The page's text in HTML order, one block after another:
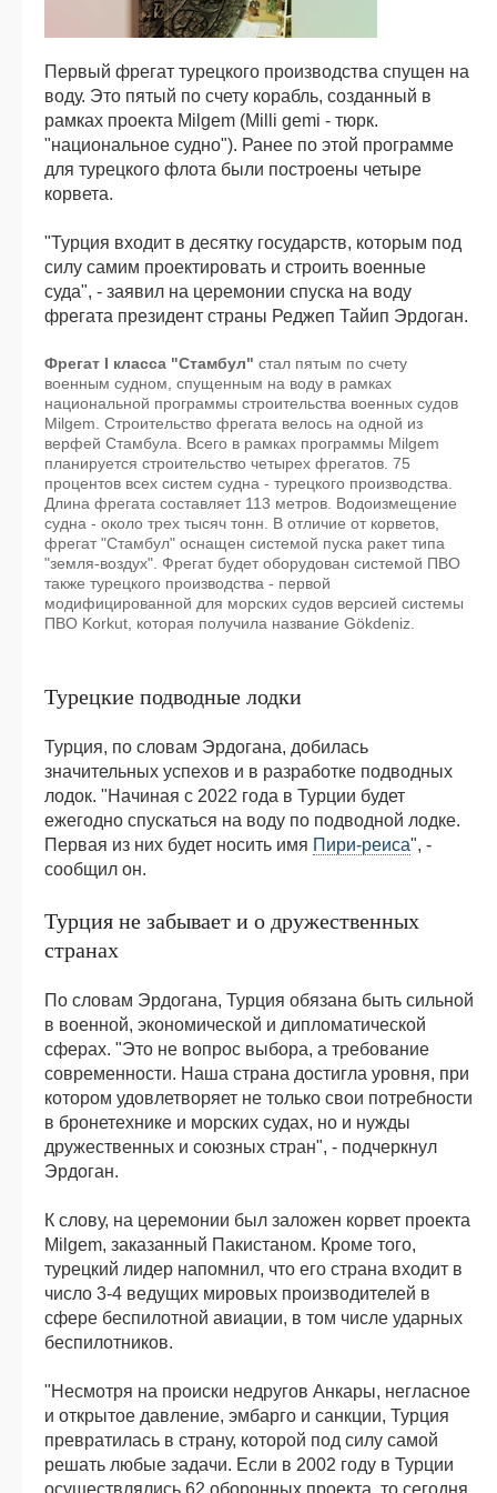
Первый фрегат турецкого производства спущен на
воду. Это пятый по счету корабль, созданный в
рамках проекта Milgem (Milli gemi - тюрк.
"национальное судно"). Ранее по этой программе
для турецкого флота были построены четыре
корвета.
"Турция входит в десятку государств, которым под
силу самим проектировать и строить военные
суда", - заявил на церемонии спуска на воду
фрегата президент страны Реджеп Тайип Эрдоган.
Фрегат I класса "Стамбул" стал пятым по счету
военным судном, спущенным на воду в рамках
национальной программы строительства военных судов
Milgem. Строительство фрегата велось на одной из
верфей Стамбула. Всего в рамках программы Milgem
планируется строительство четырех фрегатов. 75
процентов всех систем судна - турецкого производства.
Длина фрегата составляет 113 метров. Водоизмещение
судна - около трех тысяч тонн. В отличие от корветов,
фрегат "Стамбул" оснащен системой пуска ракет типа
"земля-воздух". Фрегат будет оборудован системой ПВО
также турецкого производства - первой
модифицированной для морских судов версией системы
ПВО Korkut, которая получила название Gökdeniz.
Турецкие подводные лодки
Турция, по словам Эрдогана, добилась
значительных успехов и в разработке подводных
лодок. "Начиная с 2022 года в Турции будет
ежегодно спускаться на воду по подводной лодке.
Первая из них будет носить имя Пири-реиса", -
сообщил он.
Турция не забывает и о дружественных
странах
По словам Эрдогана, Турция обязана быть сильной
в военной, экономической и дипломатической
сферах. "Это не вопрос выбора, а требование
современности. Наша страна достигла уровня, при
котором удовлетворяет не только свои потребности
в бронетехнике и морских судах, но и нужды
дружественных и союзных стран", - подчеркнул
Эрдоган.
К слову, на церемонии был заложен корвет проекта
Milgem, заказанный Пакистаном. Кроме того,
турецкий лидер напомнил, что его страна входит в
число 3-4 ведущих мировых производителей в
сфере беспилотной авиации, в том числе ударных
беспилотников.
"Несмотря на происки недругов Анкары, негласное
и открытое давление, эмбарго и санкции, Турция
превратилась в страну, которой под силу самой
решать любые задачи. Если в 2002 году в Турции
осуществлялись 62 оборонных проекта, то сегодня
империя
Гранады